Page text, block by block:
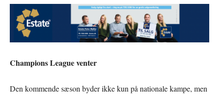
Champions League venter
Den kommende sæson byder ikke kun på nationale kampe, men